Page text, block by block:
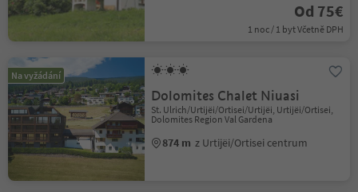
Od 75€
1 noc / 1 byt Včetně DPH
Na vyžádání
Dolomites Chalet Niuasi
St. Ulrich/Urtijëi/Ortisei/Urtijëi, Urtijëi/Ortisei,
Dolomites Region Val Gardena
874 m z Urtijëi/Ortisei centrum